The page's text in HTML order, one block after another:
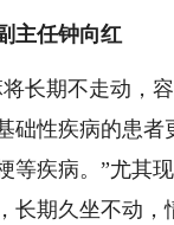
任钟向红
期不走动，容
础性疾病的患
等疾病。”尤其
长期久坐不动